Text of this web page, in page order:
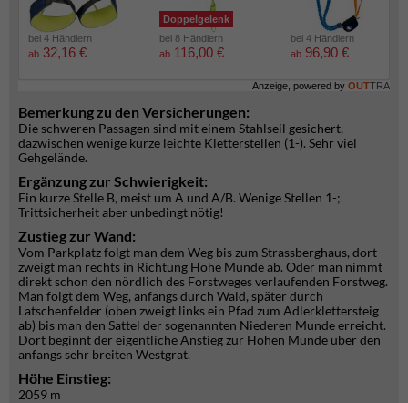
bei 4 Händlern
ab 32,16 €
Doppelgelenk
bei 8 Händlern
ab 116,00 €
bei 4 Händlern
ab 96,90 €
Anzeige, powered by OUTTRA
Bemerkung zu den Versicherungen:
Die schweren Passagen sind mit einem Stahlseil gesichert,
dazwischen wenige kurze leichte Kletterstellen (1-). Sehr viel
Gehgelände.
Ergänzung zur Schwierigkeit:
Ein kurze Stelle B, meist um A und A/B. Wenige Stellen 1-;
Trittsicherheit aber unbedingt nötig!
Zustieg zur Wand:
Vom Parkplatz folgt man dem Weg bis zum Strassberghaus, dort
zweigt man rechts in Richtung Hohe Munde ab. Oder man nimmt
direkt schon den nördlich des Forstweges verlaufenden Forstweg.
Man folgt dem Weg, anfangs durch Wald, später durch
Latschenfelder (oben zweigt links ein Pfad zum Adlerklettersteig
ab) bis man den Sattel der sogenannten Niederen Munde erreicht.
Dort beginnt der eigentliche Anstieg zur Hohen Munde über den
anfangs sehr breiten Westgrat.
Höhe Einstieg:
2059 m